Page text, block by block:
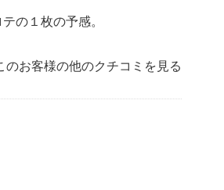
の１枚の予感。
のお客様の他のクチコミを見る